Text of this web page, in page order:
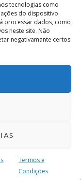
tecnologias como
do dispositivo.
processar dados, como
neste site. Não
negativamante certos
Termos e
Condições